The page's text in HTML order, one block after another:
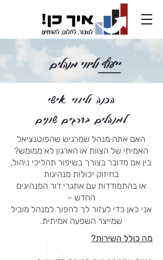
ייעוץ וליווי מנהלים
הכנה וליווי אישי
למנהלים בדרגים שונים
​האם אתה מנהל שמרגיש שהפוטנציאל
האמיתי של הצוות או הארגון לא ממומש?
בין אם מדובר בצורך בשיפור תהליכי ניהול,
בחיזוק יכולות מנהיגות
או בהתמודדות עם אתגרי דור המנהיגים
החדש –
אני כאן כדי לעזור לך להפוך למנהל מוביל
שמייצר השפעה אמיתית.
מה כולל השירות?